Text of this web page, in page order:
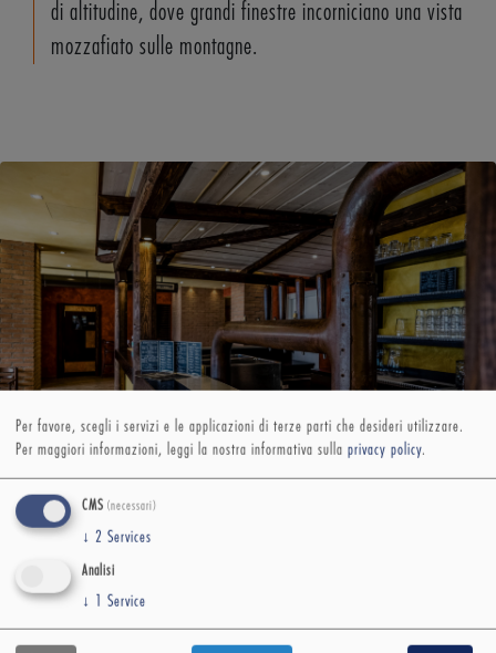
di altitudine, dove grandi finestre incorniciano una vista
mozzafiato sulle montagne.
Per favore, scegli i servizi e le applicazioni di terze parti che desideri utilizzare.
Per maggiori informazioni, leggi la nostra informativa sulla privacy policy.
CMS (necessari)
↓ 2 Services
Analisi
↓ Service